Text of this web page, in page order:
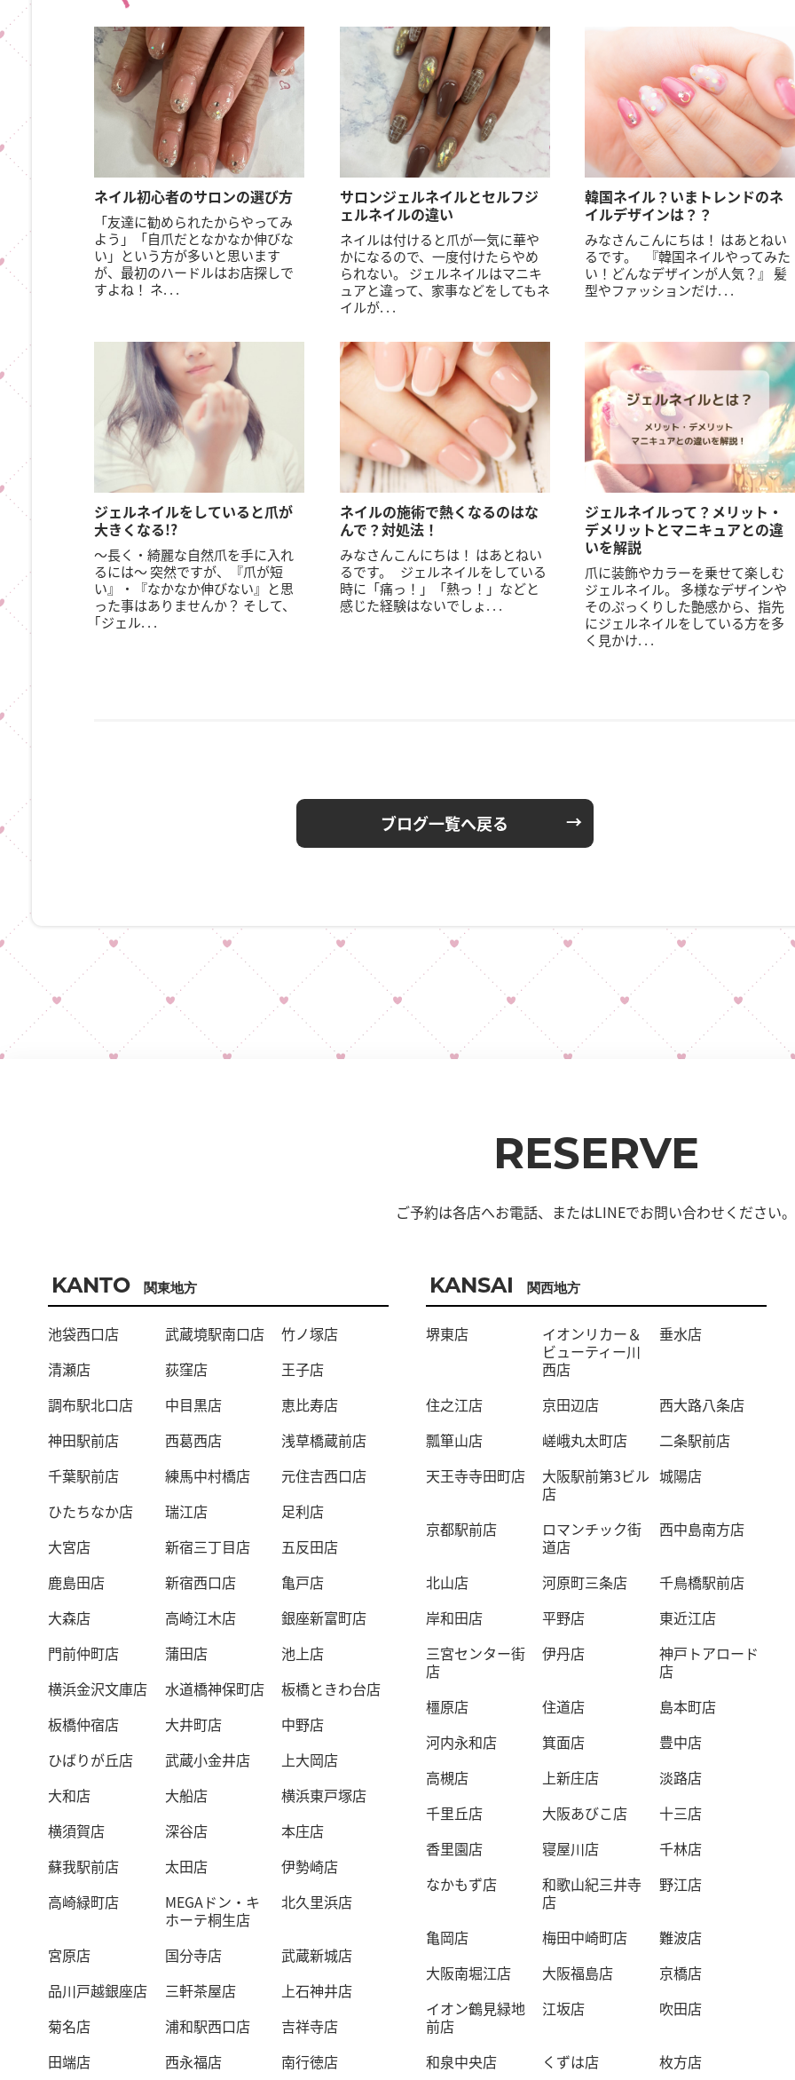
ネイル初心者のサロンの選び方
「友達に勧められたからやってみ
よう」「自爪だとなかなか伸びな
い」という方が多いと思います
が、最初のハードルはお店探しで
すよね！ ネ. . .
サロンジェルネイルとセルフジ
ェルネイルの違い
ネイルは付けると爪が一気に華や
かになるので、一度付けたらやめ
られない。 ジェルネイルはマニキ
ュアと違って、家事などをしてもネ
イルが. . .
韓国ネイル？いまトレンドのネ
イルデザインは？？
みなさんこんにちは！ はあとねい
るです。 『韓国ネイルやってみた
い！どんなデザインが人気？』 髪
型やファッションだけ. . .
ジェルネイルをしていると爪が
大きくなる!?
〜長く・綺麗な自然爪を手に入れ
るには〜 突然ですが、『爪が短
い』・『なかなか伸びない』と思
った事はありませんか？ そして、
｢ジェル. . .
ネイルの施術で熱くなるのはな
んで？対処法！
みなさんこんにちは！ はあとねい
るです。 ジェルネイルをしている
時に「痛っ！」「熱っ！」などと
感じた経験はないでしょ. . .
ジェルネイルって？メリット・
デメリットとマニキュアとの違
いを解説
爪に装飾やカラーを乗せて楽しむ
ジェルネイル。 多様なデザインや
そのぷっくりした艶感から、指先
にジェルネイルをしている方を多
く見かけ. . .
ブログ一覧へ戻る
RESERVE
ご予約は各店へお電話、 またはLINEでお問い合わせください
KANTO 関東地方
池袋西口店 武蔵境駅南口店
竹ノ塚店
清瀬店
荻窪店
王子店
調布駅北口店
中目黒店
恵比寿店
神田駅前店
西葛西店
浅草橋蔵前店
千葉駅前店
練馬中村橋店
元住吉西口店
ひたちなか店
瑞江店
足利店
大宮店
新宿三丁目店
五反田店
鹿島田店
新宿西口店
亀戸店
大森店
高崎江木店
銀座新富町店
門前仲町店
蒲田店
池上店
横浜金沢文庫店
水道橋神保町店
板橋ときわ台店
板橋仲宿店
大井町店
中野店
ひばりが丘店
武蔵小金井店
上大岡店
大和店
大船店
横浜東戸塚店
横須賀店
深谷店
本庄店
蘇我駅前店
太田店
伊勢崎店
高崎緑町店
MEGAドン・キ
ホーテ桐生店
北久里浜店
宮原店 国分寺店
武蔵新城店
品川戸越銀座店
三軒茶屋店
上石神井店
菊名店
浦和駅西口店
吉祥寺店
田端店
西永福店 南行徳店
KANSAI 関西地方
堺東店
イオンリカー＆
ビューティー川
西店
垂水店
住之江店 京田辺店
西大路八条店
瓢箪山店
嵯峨丸太町店
二条駅前店
天王寺寺田町店
大阪駅前第3ビル
店
城陽店
京都駅前店
ロマンチック街
道店
西中島南方店
北山店 河原町三条店
千鳥橋駅前店
岸和田店
平野店
東近江店
三宮センター街
店
伊丹店
神戸トアロード
店
橿原店
住道店
島本町店
河内永和店
箕面店
豊中店
高槻店
上新庄店
淡路店
千里丘店
大阪あびこ店
十三店
香里園店
寝屋川店
千林店
なかもず店
和歌山紀三井寺
店
野江店
亀岡店 梅田中崎町店
難波店
大阪南堀江店
大阪福島店
京橋店
イオン鶴見緑地
前店
江坂店 吹田店
和泉中央店 くずは店 枚方店